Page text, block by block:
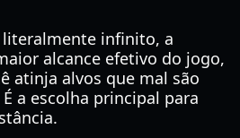
literalmente infinito, a
alcance efetivo do jogo,
atinja alvos que mal são
a escolha principal para